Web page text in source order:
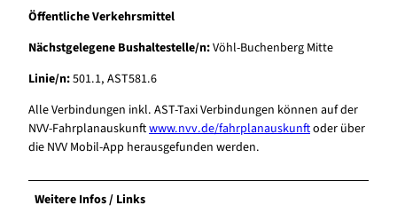
Öffentliche Verkehrsmittel
Nächstgelegene Bushaltestelle/n:Vöhl-Buchenberg Mitte
Linie/n:501.1, AST581.6
Alle Verbindungen inkl. AST-Taxi Verbindungen können auf der
NVV-Fahrplanauskunftwww.nvv.de/fahrplanauskunftoder über
die NVV Mobil-App herausgefunden werden.
Weitere Infos / Links